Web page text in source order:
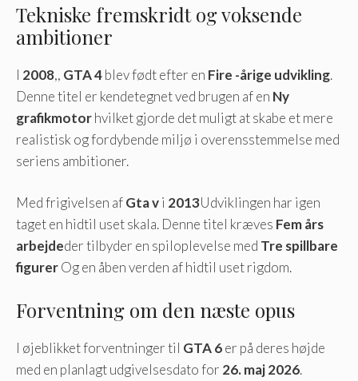
Tekniske fremskridt og voksende
ambitioner
I 2008,, GTA 4blev født efter en Fire -årige udvikling.
Denne titel er kendetegnet ved brugen af ​​en Ny
grafikmotorhvilket gjorde det muligt at skabe et mere
realistisk og fordybende miljø i overensstemmelse med
seriens ambitioner.
Med frigivelsen afGta vi 2013Udviklingen har igen
taget en hidtil uset skala. Denne titel kræves Fem års
arbejdeder tilbyder en spiloplevelse med Tre spillbare
figurerOg en åben verden af ​​hidtil uset rigdom.
Forventning om den næste opus
I øjeblikket forventninger til GTA 6er på deres højde
med en planlagt udgivelsesdato for 26. maj 2026.